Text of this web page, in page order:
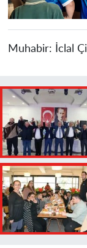
Muhabir: İclal